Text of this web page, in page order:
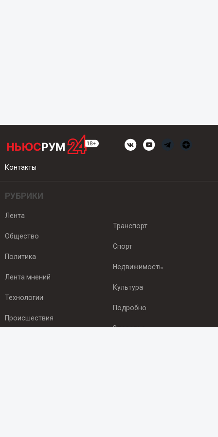
Контакты
РУБРИКИ
Лента
Общество
Политика
Лента мнений
Технологии
Происшествия
Транспорт
Спорт
Недвижимость
Культура
Подробно
Здоровье